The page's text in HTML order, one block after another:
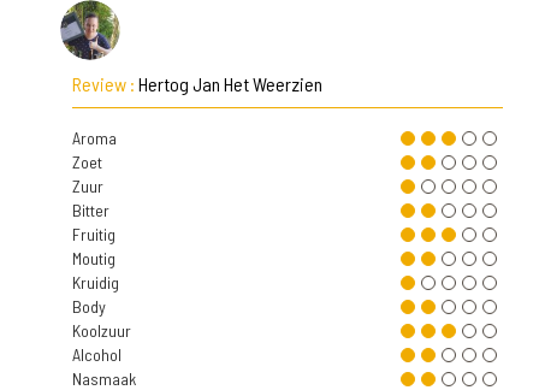
Review : Hertog Jan Het Weerzien
Aroma
Zoet
Zuur
Bitter
Fruitig
Moutig
Kruidig
Body
Koolzuur
Alcohol
Nasmaak